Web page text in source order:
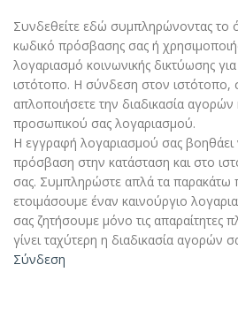
Συνδεθείτε εδώ συμπληρώνοντας το
κωδικό πρόσβασης σας ή
λογαριασμό κοινωνικής δικτύωσης
ιστότοπο. Η σύνδεση στον ιστότοπο,
απλοποιήσετε την διαδικασία αγορών
προσωπικού σας λογαριασμού.
Η εγγραφή λογαριασμού σας βοηθάει
πρόσβαση στην κατάσταση και στο
σας. Συμπληρώστε απλά τα παρακάτω
ετοιμάσουμε έναν καινούργιο
σας ζητήσουμε μόνο τις απαραίτητες
γίνει ταχύτερη η διαδικασία αγορών
Σύνδεση